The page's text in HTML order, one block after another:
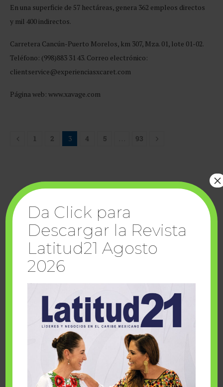
En una superficie de 57 hectáreas, genera 362 empleos directos
y mil 400 indirectos.
Carretera Cancún-Puerto Morelos, km 307, Mza. 01, lote 01-02.
Teléfono: (998)883 31 43. Correo electrónico:
clientservice@experienciasxcaret.com
Página web: www.xavage.com
1 2 3 4 5 93
Da Click para
Descargar la Revista
Latitud21 Agosto
2026
×